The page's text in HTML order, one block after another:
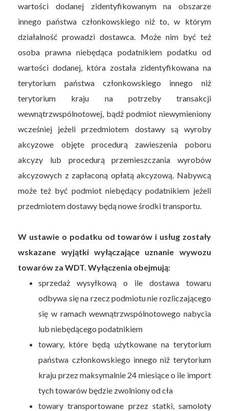
wartości dodanej zidentyfikowanym na obszarze
innego państwa członkowskiego niż to, w którym
działalność prowadzi dostawca. Może nim być też
osoba prawna niebędąca podatnikiem podatku od
wartości dodanej, która została zidentyfikowana na
terytorium państwa członkowskiego innego niż
terytorium kraju na potrzeby transakcji
wewnątrzwspólnotowej, bądź podmiot niewymieniony
wcześniej jeżeli przedmiotem dostawy są wyroby
akcyzowe objęte procedurą zawieszenia poboru
akcyzy lub procedurą przemieszczania wyrobów
akcyzowych z zapłaconą opłatą akcyzową. Nabywcą
może też być podmiot niebędący podatnikiem jeżeli
przedmiotem dostawy będą nowe środki transportu.
W ustawie o podatku od towarów i usług zostały
wskazane wyjątki wyłączające uznanie wywozu
towarów za WDT. Wyłączenia obejmują:
sprzedaż wysyłkową o ile dostawa towaru
odbywa się na rzecz podmiotu nie rozliczającego
się w ramach wewnątrzwspólnotowego nabycia
lub niebędącego podatnikiem
towary, które będą użytkowane na terytorium
państwa członkowskiego innego niż terytorium
kraju przez maksymalnie 24 miesiące o ile import
tych towarów będzie zwolniony od cła
towary transportowane przez statki, samoloty